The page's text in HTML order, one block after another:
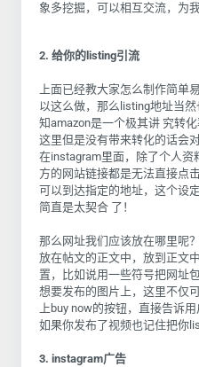
象多挖掘，可以相互交流，为
2. 给你的listing引流
上面已经教大家怎么制作简单
以这么做，那么listing地址当
知amazon是一个极其讲 究转
这里但是没有带来转化的话会
在instagram里面，除了个人
方的网站链接都是无法直接点
可以到达指定的地址，这个设
简直是太契合 了！
那么网址我们应该放在哪里呢？
放在帖文的正文中，放到正文
置，比如说用一些符号把网址
想要发布的图片上，这里不仅
上buy now的按钮，直接告诉
如果你发布了视频也记住把你
3. instagram广告